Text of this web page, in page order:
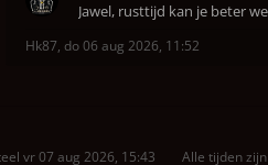
Hk87, do 06 aug 2026, 11:52
Alle tijden zijn
vr 07 aug 2026, 15:43